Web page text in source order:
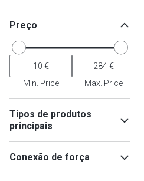
Preço
Min. Price Max. Price
Tipos de produtos
principais
Gaveta de borras de café
6)
Acessórios para
Conexão de força